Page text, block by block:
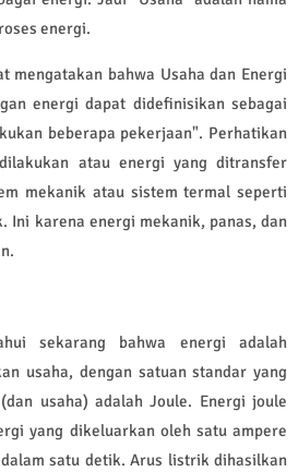
energi.
mengatakan bahwa Usaha dan Energi
energi dapat didefinisikan sebagai
beberapa pekerjaan". Perhatikan
atau energi yang ditransfer
mekanik atau sistem termal seperti
Ini karena energi mekanik, panas, dan
sekarang bahwa energi adalah
usaha, dengan satuan standar yang
usaha) adalah Joule. Energi joule
yang dikeluarkan oleh satu ampere
satu detik. Arus listrik dihasilkan